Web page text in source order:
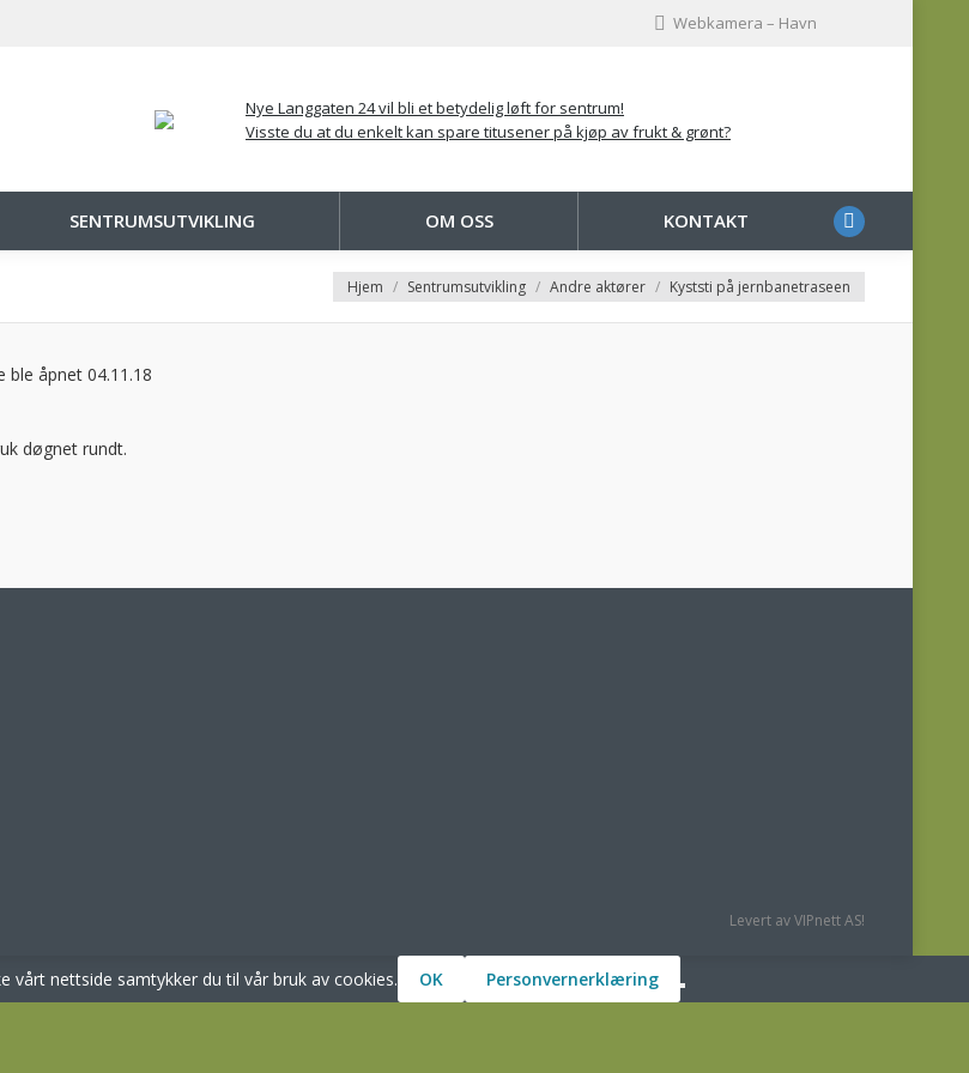
Webkamera – Havn
Nye Langgaten 24 vil bli et betydelig løft for sentrum!
Visste du at du enkelt kan spare titusener på kjøp av frukt & grønt?
SENTRUMSUTVIKLING OM OSS KONTAKT
Facebook
opens
in
You are here:
Hjem Sentrumsutvikling Andre aktører Kyststi på jernbanetraseen
ble åpnet 04.11.18
døgnet rundt.
Levert av VIPnett AS!
vårt nettside samtykker du til vår bruk av cookies. OK Personvernerklæring